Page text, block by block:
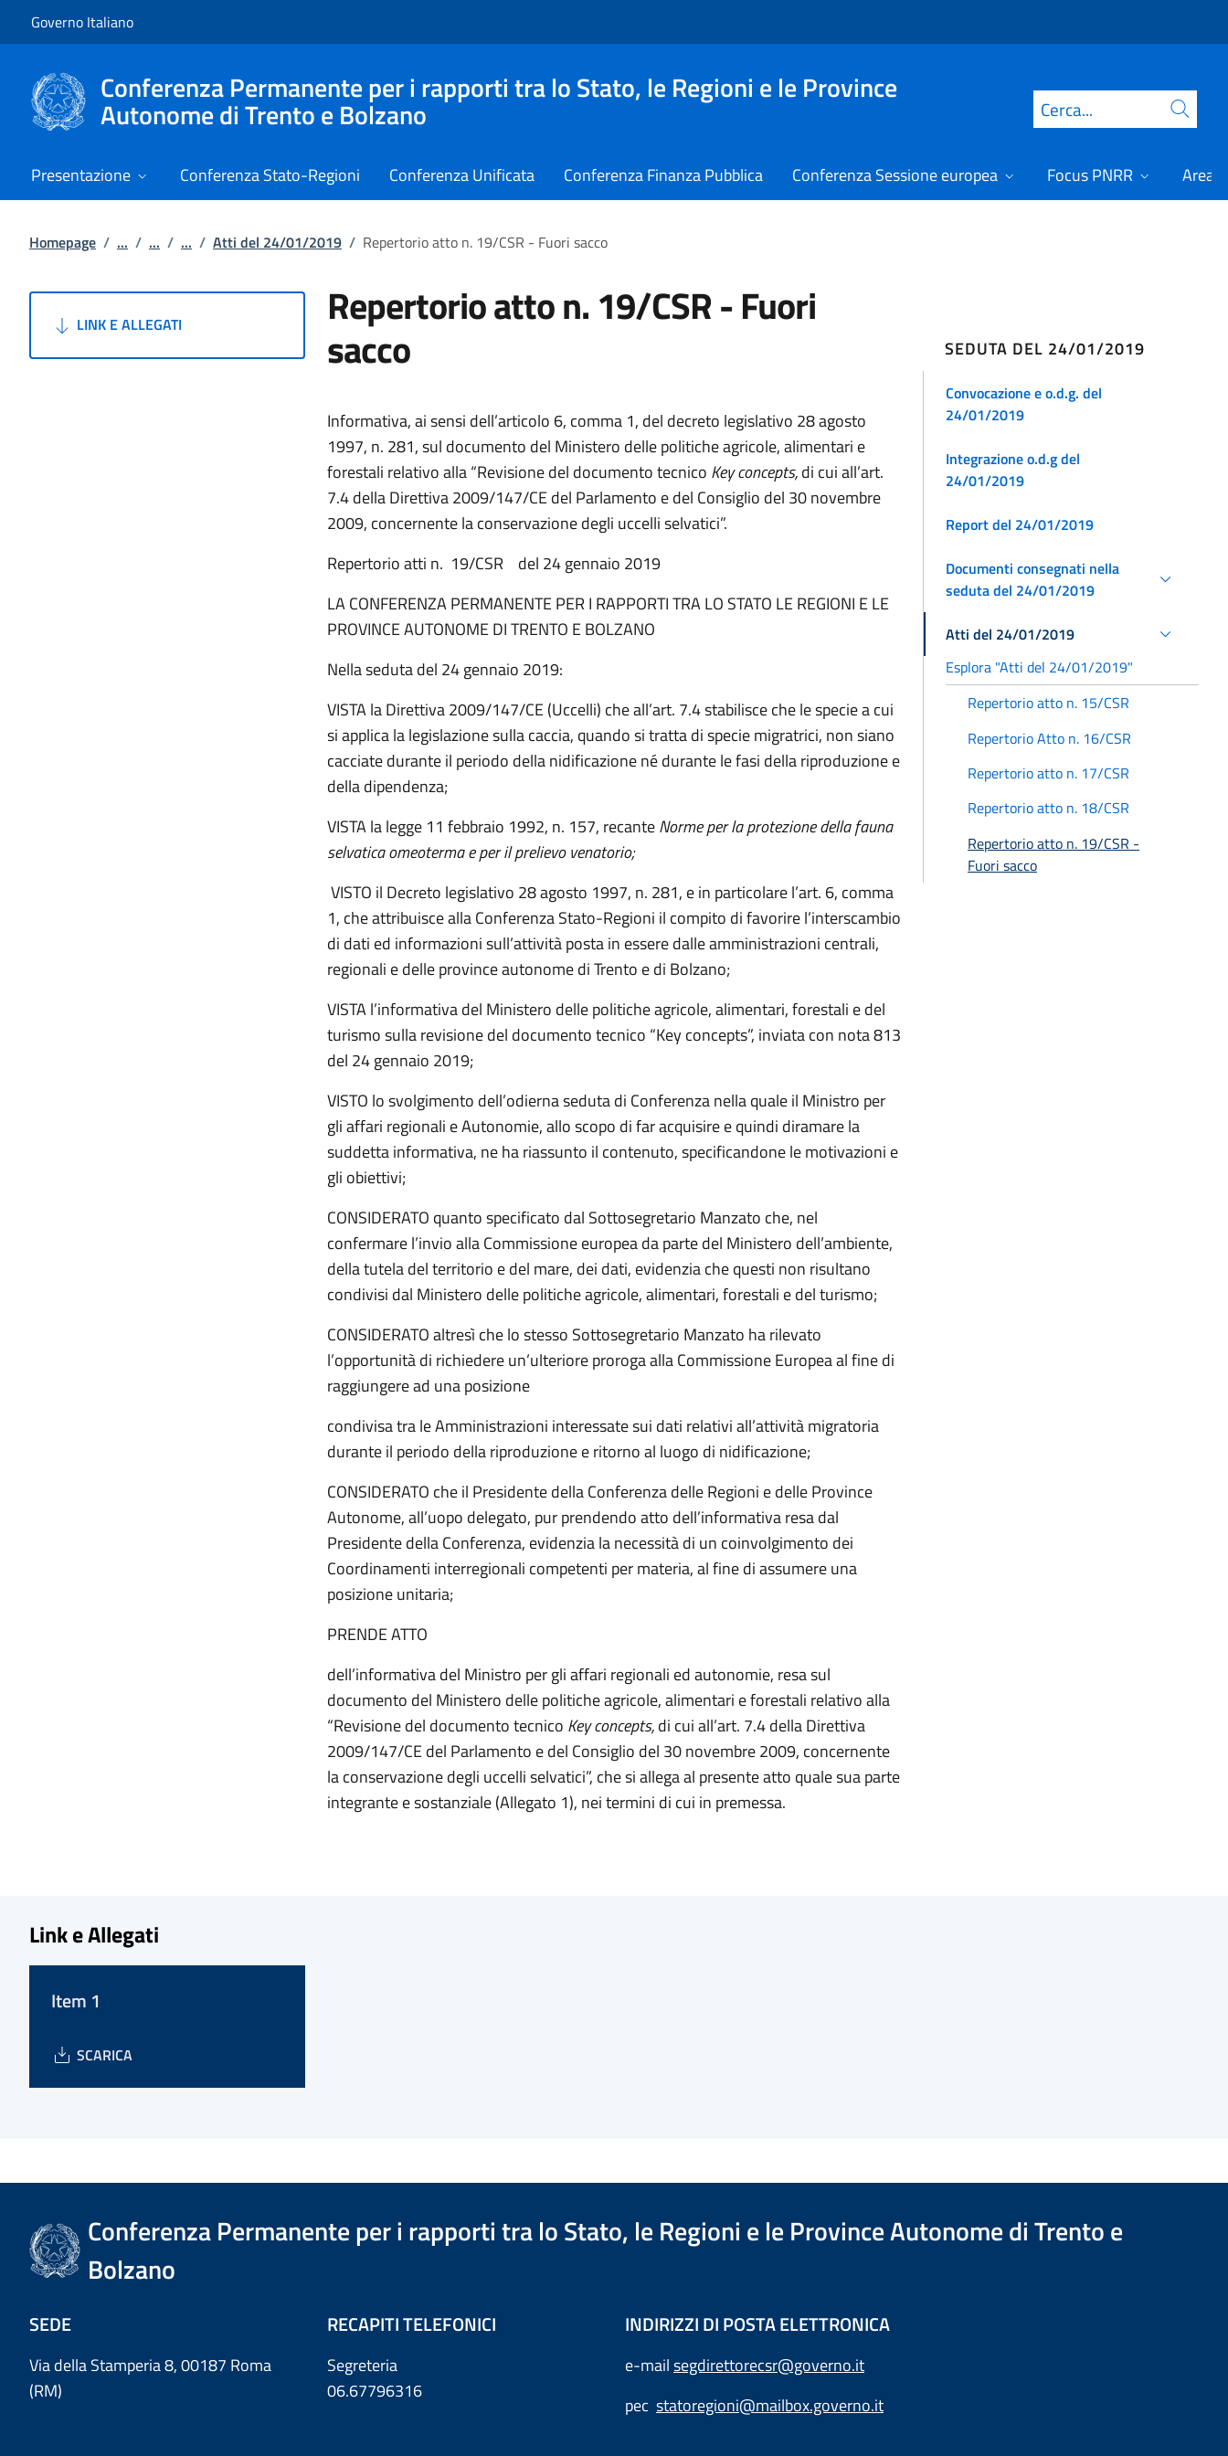
Governo Italiano
Conferenza Permanente per i rapporti tra lo Stato, le Regioni e le Province
Autonome di Trento e Bolzano Cerca
Presentazione Conferenza Stato-Regioni Conferenza Unificata Conferenza Finanza Pubblica Conferenza Sessione europea Focus PNRR Area
Homepage / ... / ... / ... / Atti del 24/01/2019 / Repertorio atto n. 19/CSR - Fuori sacco
LINK E ALLEGATI Repertorio atto n. 19/CSR - Fuori
sacco
Informativa, ai sensi dell’articolo 6, comma 1, del decreto legislativo 28 agosto
1997, n. 281, sul documento del Ministero delle politiche agricole, alimentari e
forestali relativo alla “Revisione del documento tecnico Key concepts,di cui all’art.
7.4 della Direttiva 2009/147/CE del Parlamento e del Consiglio del 30 novembre
2009, concernente la conservazione degli uccelli selvatici”.
Repertorio atti n. 19/CSR del 24 gennaio 2019
LA CONFERENZA PERMANENTE PER I RAPPORTI TRA LO STATO LE REGIONI E LE
PROVINCE AUTONOME DI TRENTO E BOLZANO
Nella seduta del 24 gennaio 2019:
VISTA la Direttiva 2009/147/CE (Uccelli) che all’art. 7.4 stabilisce che le specie a cui
si applica la legislazione sulla caccia, quando si tratta di specie migratrici, non siano
cacciate durante il periodo della nidificazione né durante le fasi della riproduzione e
della dipendenza;
VISTA la legge 11 febbraio 1992, n. 157, recanteNorme per la protezione della fauna
selvatica omeoterma e per il prelievo venatorio;
VISTO il Decreto legislativo 28 agosto 1997, n. 281, e in particolare l’art. 6, comma
1, che attribuisce alla Conferenza Stato-Regioni il compito di favorire l’interscambio
di dati ed informazioni sull’attività posta in essere dalle amministrazioni centrali,
regionali e delle province autonome di Trento e di Bolzano;
VISTA l’informativa del Ministero delle politiche agricole, alimentari, forestali e del
turismo sulla revisione del documento tecnico “Key concepts”, inviata con nota 813
del 24 gennaio 2019;
VISTO lo svolgimento dell’odierna seduta di Conferenza nella quale il Ministro per
gli affari regionali e Autonomie, allo scopo di far acquisire e quindi diramare la
suddetta informativa, ne ha riassunto il contenuto, specificandone le motivazioni e
gli obiettivi;
CONSIDERATO quanto specificato dal Sottosegretario Manzato che, nel
confermare l’invio alla Commissione europea da parte del Ministero dell’ambiente,
della tutela del territorio e del mare, dei dati, evidenzia che questi non risultano
condivisi dal Ministero delle politiche agricole, alimentari, forestali e del turismo;
CONSIDERATO altresì che lo stesso Sottosegretario Manzato ha rilevato
l’opportunità di richiedere un’ulteriore proroga alla Commissione Europea al fine di
raggiungere ad una posizione
condivisa tra le Amministrazioni interessate sui dati relativi all’attività migratoria
durante il periodo della riproduzione e ritorno al luogo di nidificazione;
CONSIDERATO che il Presidente della Conferenza delle Regioni e delle Province
Autonome, all’uopo delegato, pur prendendo atto dell’informativa resa dal
Presidente della Conferenza, evidenzia la necessità di un coinvolgimento dei
Coordinamenti interregionali competenti per materia, al fine di assumere una
posizione unitaria;
PRENDE ATTO
dell’informativa del Ministro per gli affari regionali ed autonomie, resa sul
documento del Ministero delle politiche agricole, alimentari e forestali relativo alla
“Revisione del documento tecnico Key concepts,di cui all’art. 7.4 della Direttiva
2009/147/CE del Parlamento e del Consiglio del 30 novembre 2009, concernente
la conservazione degli uccelli selvatici”, che si allega al presente atto quale sua parte
integrante e sostanziale (Allegato 1), nei termini di cui in premessa.
SEDUTA DEL 24/01/2019
Convocazione e o.d.g. del
24/01/2019
Integrazione o.d.g del
24/01/2019
Report del 24/01/2019
Documenti consegnati nella
seduta del 24/01/2019
Atti del 24/01/2019
Esplora "Atti del 24/01/2019"
Repertorio atto n. 15/CSR
Repertorio Atto n. 16/CSR
Repertorio atto n. 17/CSR
Repertorio atto n. 18/CSR
Repertorio atto n. 19/CSR -
Fuori sacco
Link e Allegati
Item 1
SCARICA
Conferenza Permanente per i rapporti tra lo Stato, le Regioni e le Province Autonome di Trento e
Bolzano
SEDE
Via della Stamperia 8, 00187 Roma
(RM)
RECAPITI TELEFONICI
Segreteria
06.67796316
INDIRIZZI DI POSTA ELETTRONICA
e-mailsegdirettorecsr@governo.it
pec statoregioni@mailbox.governo.it